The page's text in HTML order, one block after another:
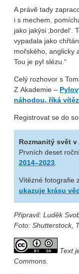
A právě tady
i s mechem,
jako jakýsi
vypadala jako
mořského, anglicky
Tou je pyl slézu.“
Celý rozhovor s
Z Akademie –
náhodou, říká
Registrovat se do
Rozmanitý svět v
Prvních deset
2014–2023
Vítězné fotografie
ukazuje krásu
Připravil: Luděk
Foto: Shutterstock,
Text
Commons.